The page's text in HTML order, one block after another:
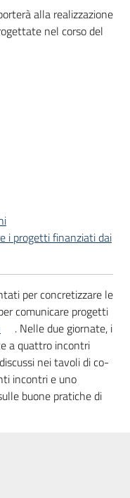
alla realizzazione
nel corso del
i progetti finanziati dai
per concretizzare le
comunicare progetti
. Nelle due giornate, i
a quattro incontri
nei tavoli di co-
incontri e uno
buone pratiche di